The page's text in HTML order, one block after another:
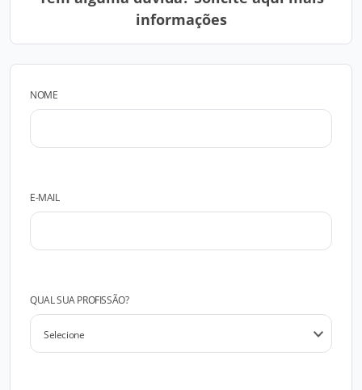
informações
NOME
E-MAIL
QUAL SUA PROFISSÃO?